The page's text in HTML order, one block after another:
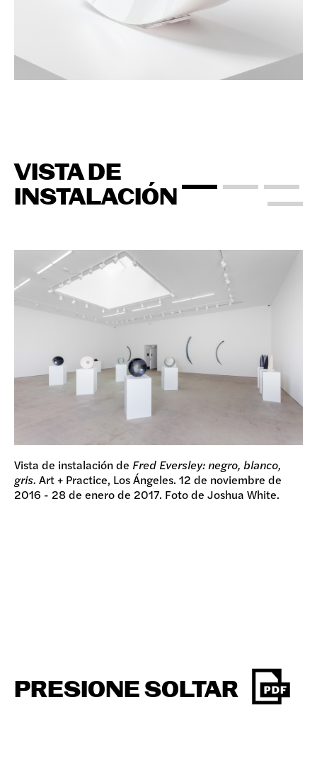
VISTA DE
INSTALACIÓN
Vista de instalación de Fred Eversley: negro, blanco,
gris. Art + Practice, Los Ángeles. 12 de noviembre de
2016 - 28 de enero de 2017. Foto de Joshua White.
PRESIONE SOLTAR